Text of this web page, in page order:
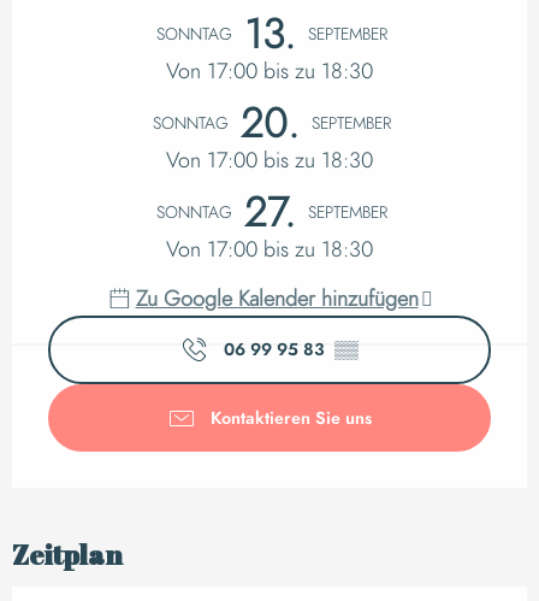
SONNTAG 13. SEPTEMBER
Von 17:00 bis zu 18:30
SONNTAG 20. SEPTEMBER
Von 17:00 bis zu 18:30
SONNTAG 27. SEPTEMBER
Von 17:00 bis zu 18:30
Zu Google Kalender hinzufügen
06 99 95 83 ▒▒
Kontaktieren Sie uns
Zeitplan